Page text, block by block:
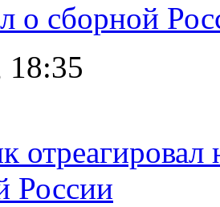
о сборной
18:35
отреагировал
России